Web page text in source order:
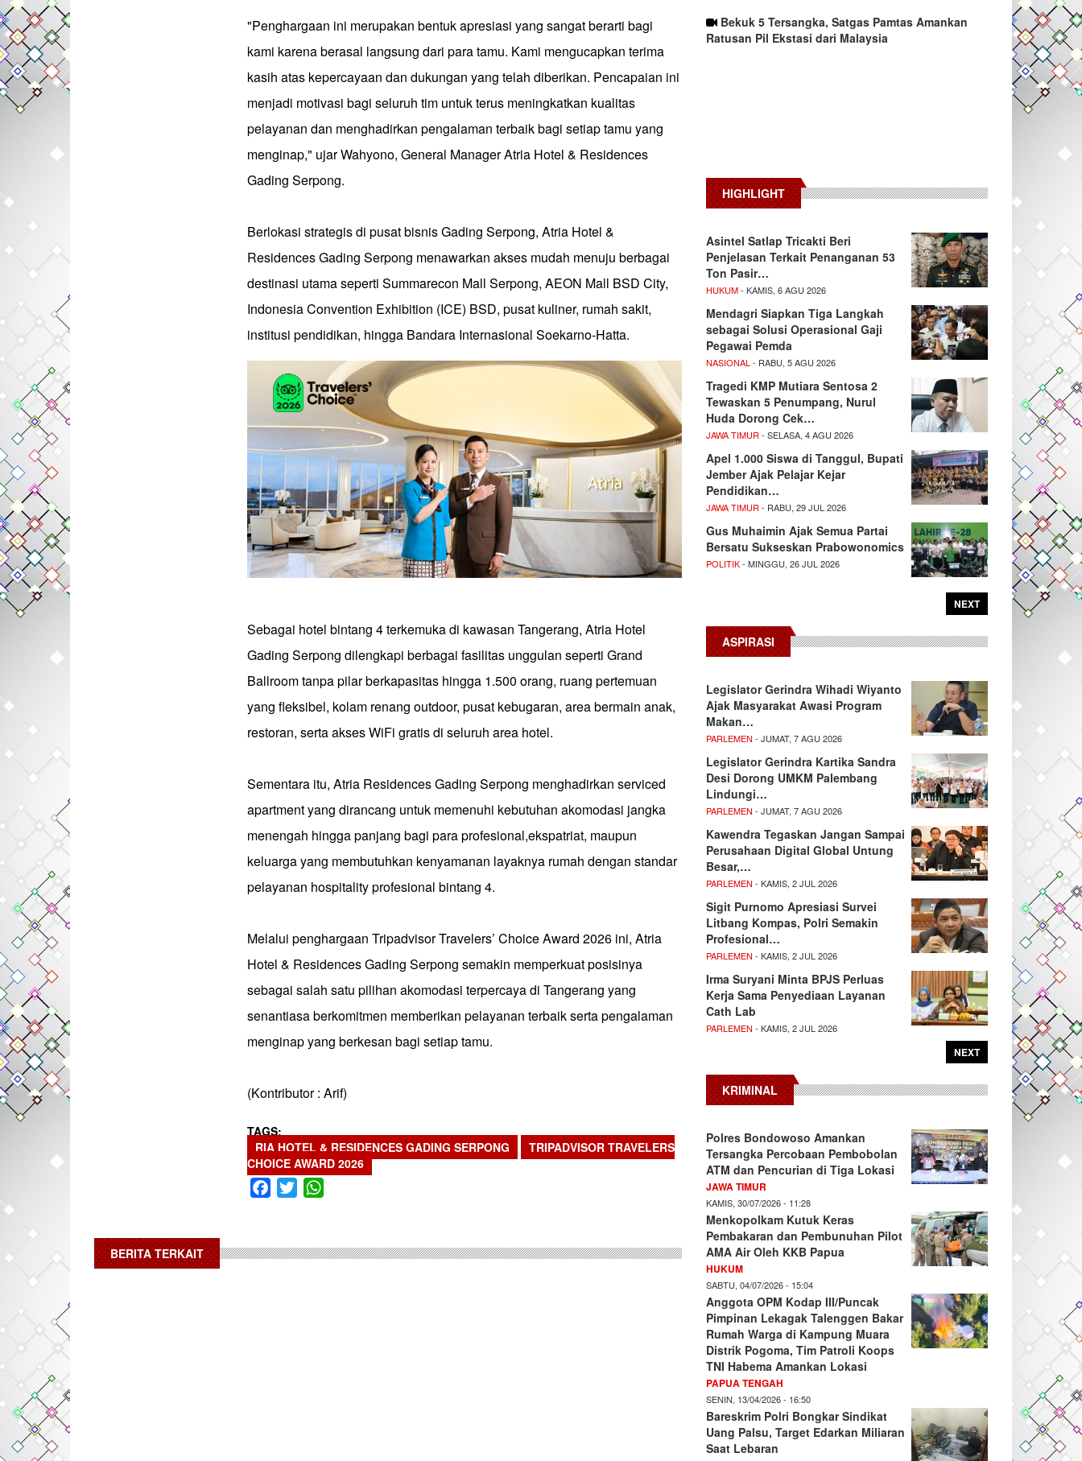
"Penghargaan ini merupakan bentuk apresiasi yang sangat berarti bagi
kami karena berasal langsung dari para tamu. Kami mengucapkan terima
kasih atas kepercayaan dan dukungan yang telah diberikan. Pencapaian ini
menjadi motivasi bagi seluruh tim untuk terus meningkatkan kualitas
pelayanan dan menghadirkan pengalaman terbaik bagi setiap tamu yang
menginap," ujar Wahyono, General Manager Atria Hotel & Residences
Gading Serpong.
Berlokasi strategis di pusat bisnis Gading Serpong, Atria Hotel &
Residences Gading Serpong menawarkan akses mudah menuju berbagai
destinasi utama seperti Summarecon Mall Serpong, AEON Mall BSD City,
Indonesia Convention Exhibition (ICE) BSD, pusat kuliner, rumah sakit,
institusi pendidikan, hingga Bandara Internasional Soekarno-Hatta.
Sebagai hotel bintang 4 terkemuka di kawasan Tangerang, Atria Hotel
Gading Serpong dilengkapi berbagai fasilitas unggulan seperti Grand
Ballroom tanpa pilar berkapasitas hingga 1.500 orang, ruang pertemuan
yang fleksibel, kolam renang outdoor, pusat kebugaran, area bermain anak,
restoran, serta akses WiFi gratis di seluruh area hotel.
Sementara itu, Atria Residences Gading Serpong menghadirkan serviced
apartment yang dirancang untuk memenuhi kebutuhan akomodasi jangka
menengah hingga panjang bagi para profesional,ekspatriat, maupun
keluarga yang membutuhkan kenyamanan layaknya rumah dengan standar
pelayanan hospitality profesional bintang 4.
Melalui penghargaan Tripadvisor Travelers’ Choice Award 2026 ini, Atria
Hotel & Residences Gading Serpong semakin memperkuat posisinya
sebagai salah satu pilihan akomodasi terpercaya di Tangerang yang
senantiasa berkomitmen memberikan pelayanan terbaik serta pengalaman
menginap yang berkesan bagi setiap tamu.
(Kontributor : Arif)
TAGS
RIA HOTEL & RESIDENCES GADING SERPONG
TRIPADVISOR TRAVELERS
CHOICE AWARD 2026
Facebook
Twitter
BERITA TERKAIT
Bekuk 5 Tersangka, Satgas Pamtas Amankan
Ratusan Pil Ekstasi dari Malaysia
HIGHLIGHT
Asintel Satlap Tricakti Beri
Penjelasan Terkait Penanganan 53
Ton Pasir…
HUKUM- KAMIS, 6 AGU 2026
Mendagri Siapkan Tiga Langkah
sebagai Solusi Operasional Gaji
Pegawai Pemda
NASIONAL - RABU, 5 AGU 2026
Tragedi KMP Mutiara Sentosa 2
Tewaskan 5 Penumpang, Nurul
Huda Dorong Cek…
JAWA TIMUR - SELASA, 4 AGU 2026
Apel 1.000 Siswa di Tanggul, Bupati
Jember Ajak Pelajar Kejar
Pendidikan…
JAWA TIMUR - RABU, 29 JUL 2026
Gus Muhaimin Ajak Semua Partai
Bersatu Sukseskan Prabowonomics
POLITIK- MINGGU, 26 JUL 2026
NEXT
ASPIRASI
Legislator Gerindra Wihadi Wiyanto
Ajak Masyarakat Awasi Program
Makan…
PARLEMEN - JUMAT, 7 AGU 2026
Legislator Gerindra Kartika Sandra
Desi Dorong UMKM Palembang
Lindungi…
PARLEMEN - JUMAT, 7 AGU 2026
Kawendra Tegaskan Jangan Sampai
Perusahaan Digital Global Untung
Besar,…
PARLEMEN - KAMIS, 2 JUL 2026
Sigit Purnomo Apresiasi Survei
Litbang Kompas, Polri Semakin
Profesional…
PARLEMEN - KAMIS, 2 JUL 2026
Irma Suryani Minta BPJS Perluas
Kerja Sama Penyediaan Layanan
Cath Lab
PARLEMEN - KAMIS, 2 JUL 2026
NEXT
KRIMINAL
Polres Bondowoso Amankan
Tersangka Percobaan Pembobolan
ATM dan Pencurian di Tiga Lokasi
JAWA TIMUR
KAMIS, 30/07/2026 - 11:28
Menkopolkam Kutuk Keras
Pembakaran dan Pembunuhan Pilot
AMA Air Oleh KKB Papua
HUKUM
SABTU, 04/07/2026 - 15:04
Anggota OPM Kodap III/Puncak
Pimpinan Lekagak Talenggen Bakar
Rumah Warga di Kampung Muara
Distrik Pogoma, Tim Patroli Koops
TNI Habema Amankan Lokasi
PAPUA TENGAH
SENIN, 13/04/2026 - 16:50
Bareskrim Polri Bongkar Sindikat
Uang Palsu, Target Edarkan Miliaran
Saat Lebaran